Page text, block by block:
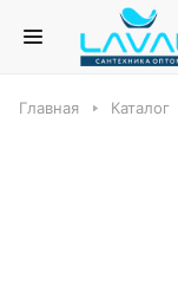
Главная Каталог